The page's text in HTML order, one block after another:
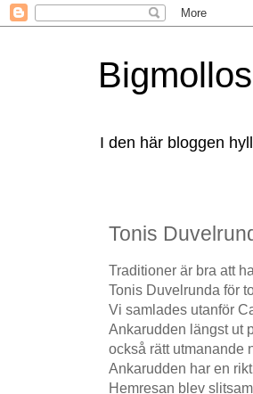
I den här bloggen
Tonis
Traditioner är bra att
Tonis Duvelrunda för
Vi samlades utanför
Ankarudden längst ut
också rätt utmanande
Ankarudden har en
Hemresan blev